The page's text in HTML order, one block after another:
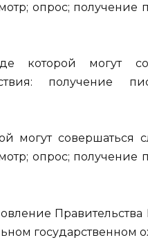
опрос; получение
которой могут
получение
могут совершаться
опрос; получение
государственном